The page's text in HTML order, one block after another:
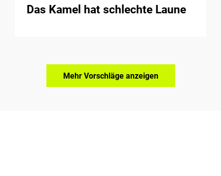
Das Kamel hat schlechte Laune
Mehr Vorschläge anzeigen